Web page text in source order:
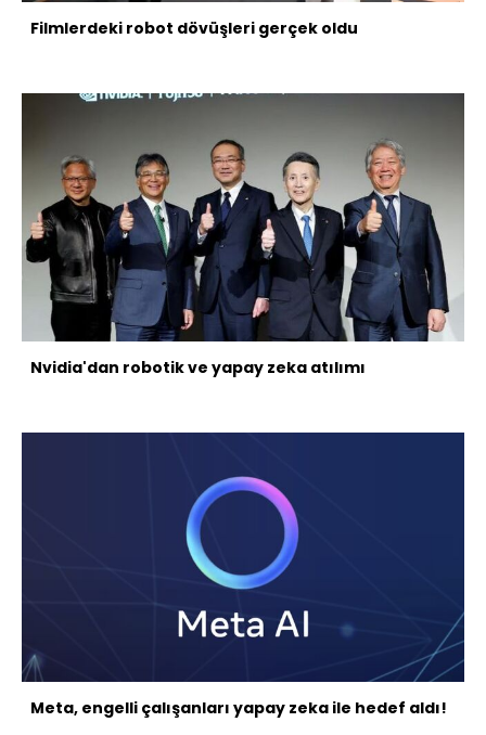
Filmlerdeki robot dövüşleri gerçek oldu
Nvidia'dan robotik ve yapay zeka atılımı
Meta, engelli çalışanları yapay zeka ile hedef aldı!